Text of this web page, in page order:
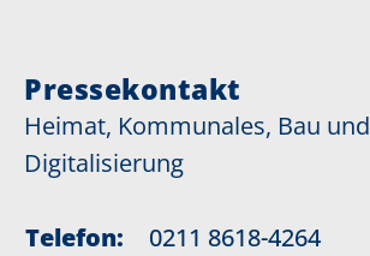
Pressekontakt
Heimat, Kommunales, Bau und
Digitalisierung
Telefon:
0211 8618-4264